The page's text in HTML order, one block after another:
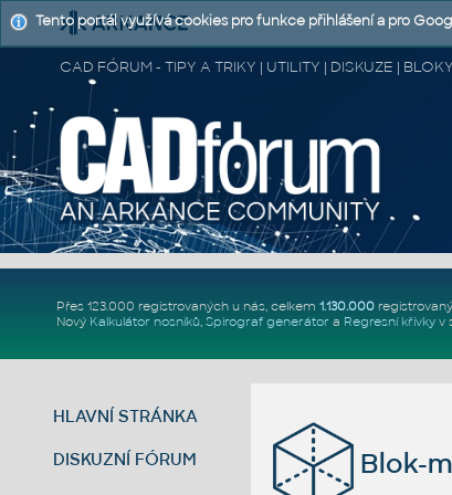
CAD FÓRUM - TIPY A TRIKY | UTILITY | DISKUZE |
Přes 123.000 registrovaných u nás, celkem 1.130.000
Nový Kalkulátor nosníků, Spirograf generátor a Regresní křivkyv
HLAVNÍ STRÁNKA
DISKUZNÍ FÓRUM Blok-
Tento portál využívá cookies pro funkce přihlášení a pro